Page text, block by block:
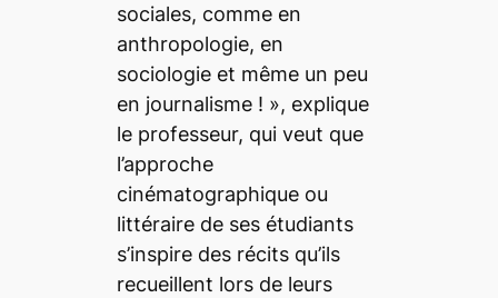
sociales, comme en
anthropologie, en
sociologie et même un peu
en journalisme ! », explique
le professeur, qui veut que
l’approche
cinématographique ou
littéraire de ses étudiants
s’inspire des récits qu’ils
recueillent lors de leurs